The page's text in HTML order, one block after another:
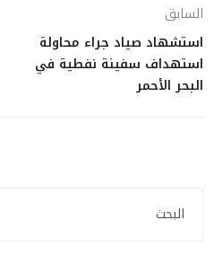
السابق
استشهاد صياد جراء محاولة
استهداف سفينة نفطية في
البحر الأحمر